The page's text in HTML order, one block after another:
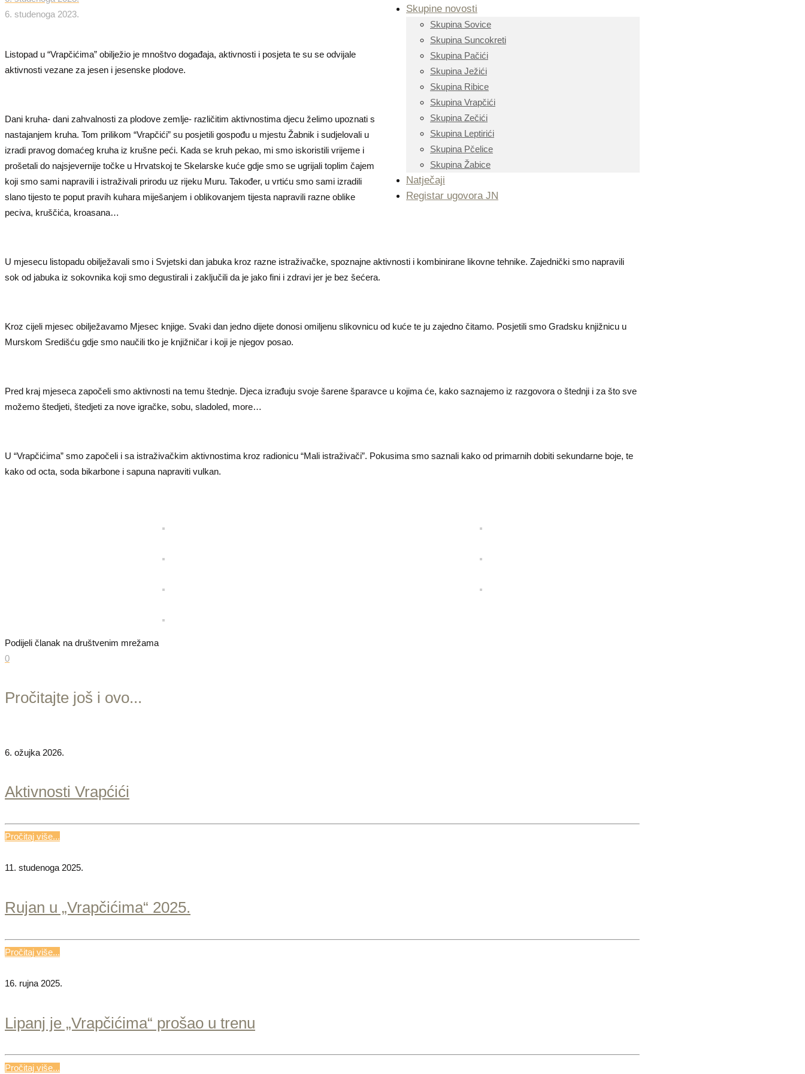
Skupine novosti
Skupina Sovice
Skupina Suncokreti
Skupina Pačići
Skupina Ježići
Skupina Ribice
Skupina Vrapčići
Skupina Zečići
Skupina Leptirići
Skupina Pčelice
Skupina Žabice
Natječaji
Registar ugovora JN
6. studenoga 2023.
Listopad u “Vrapčićima” obilježio je mnoštvo događaja, aktivnosti i posjeta te su se odvijale
aktivnosti vezane za jesen i jesenske plodove.
Dani kruha- dani zahvalnosti za plodove zemlje- različitim aktivnostima djecu želimo upoznati s
nastajanjem kruha. Tom prilikom “Vrapčići” su posjetili gospođu u mjestu Žabnik i sudjelovali u
izradi pravog domaćeg kruha iz krušne peći. Kada se kruh pekao, mi smo iskoristili vrijeme i
prošetali do najsjevernije točke u Hrvatskoj te Skelarske kuće gdje smo se ugrijali toplim čajem
koji smo sami napravili i istraživali prirodu uz rijeku Muru. Također, u vrtiću smo sami izradili
slano tijesto te poput pravih kuhara miješanjem i oblikovanjem tijesta napravili razne oblike
peciva, kruščića, kroasana…
U mjesecu listopadu obilježavali smo i Svjetski dan jabuka kroz razne istraživačke, spoznajne aktivnosti i kombinirane likovne tehnike. Zajednički smo napravili
sok od jabuka iz sokovnika koji smo degustirali i zaključili da je jako fini i zdravi jer je bez šećera.
Kroz cijeli mjesec obilježavamo Mjesec knjige. Svaki dan jedno dijete donosi omiljenu slikovnicu od kuće te ju zajedno čitamo. Posjetili smo Gradsku knjižnicu u
Murskom Središću gdje smo naučili tko je knjižničar i koji je njegov posao.
Pred kraj mjeseca započeli smo aktivnosti na temu štednje. Djeca izrađuju svoje šarene šparavce u kojima će, kako saznajemo iz razgovora o štednji i za što sve
možemo štedjeti, štedjeti za nove igračke, sobu, sladoled, more…
U “Vrapčićima” smo započeli i sa istraživačkim aktivnostima kroz radionicu “Mali istraživači”. Pokusima smo saznali kako od primarnih dobiti sekundarne boje, te
kako od octa, soda bikarbone i sapuna napraviti vulkan.
Podijeli članak na društvenim mrežama
0
Pročitajte još i ovo...
6. ožujka 2026.
Aktivnosti Vrapćići
Pročitaj više...
11. studenoga 2025.
Rujan u „Vrapčićima“ 2025.
Pročitaj više...
16. rujna 2025.
Lipanj je „Vrapčićima“ prošao u trenu
Pročitaj više...